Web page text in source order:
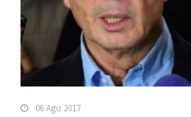
06 Ago 2017